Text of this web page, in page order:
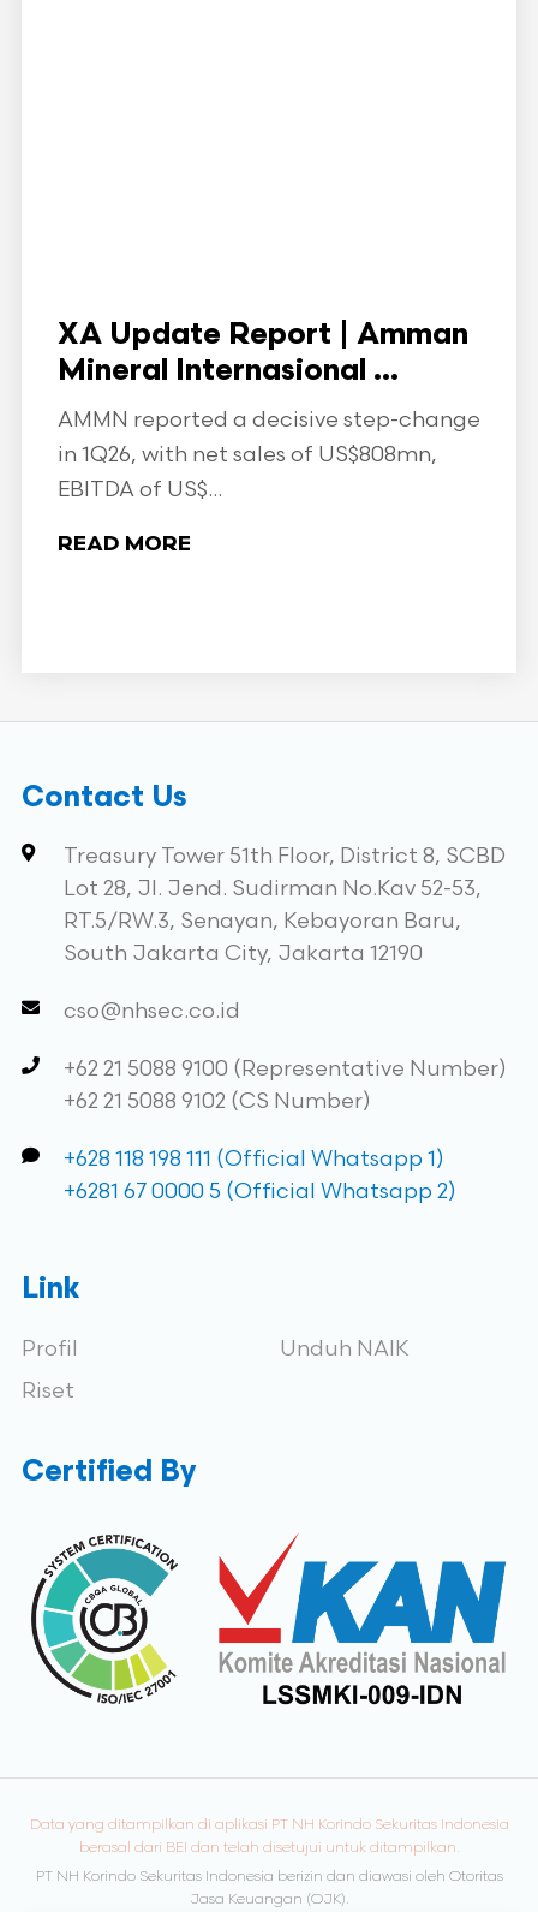
XA Update Report | Amman
Mineral Internasional ...
AMMN reported a decisive step-change
in 1Q26, with net sales of US$808mn,
EBITDA of US$...
READ MORE
Contact Us
Treasury Tower 51th Floor, District 8, SCBD
Lot 28, Jl. Jend. Sudirman No.Kav 52-53,
RT.5/RW.3, Senayan, Kebayoran Baru,
South Jakarta City, Jakarta 12190
cso@nhsec.co.id
+62 21 5088 9100 (Representative Number)
+62 21 5088 9102 (CS Number)
+628 118 198 111 (Official Whatsapp 1)
+6281 67 0000 5 (Official Whatsapp 2)
Link
Profil
Riset
Unduh NAIK
Certified By
Data yang ditampilkan di aplikasi PT NH Korindo Sekuritas Indonesia
berasal dari BEI dan telah disetujui untuk ditampilkan.
PT NH Korindo Sekuritas Indonesia berizin dan diawasi oleh Otoritas
Jasa Keuangan (OJK).